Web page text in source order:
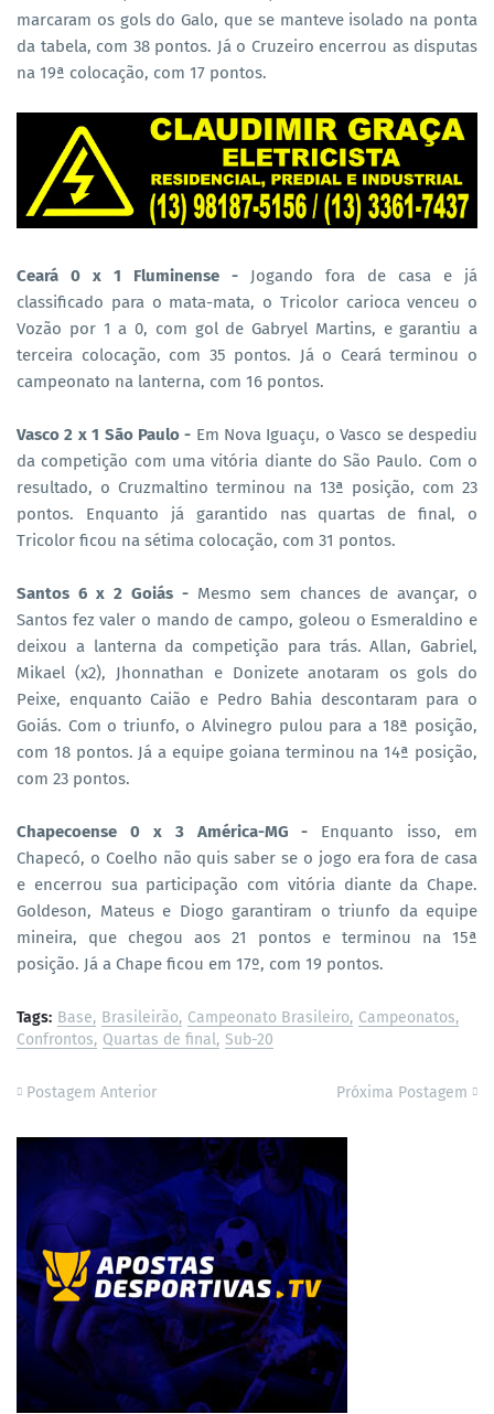
marcaram os gols do Galo, que se manteve isolado na ponta
da tabela, com 38 pontos. Já o Cruzeiro encerrou as disputas
na 19ª colocação, com 17 pontos.
Ceará 0 x 1 Fluminense - Jogando fora de casa e já
classificado para o mata-mata, o Tricolor carioca venceu o
Vozão por 1 a 0, com gol de Gabryel Martins, e garantiu a
terceira colocação, com 35 pontos. Já o Ceará terminou o
campeonato na lanterna, com 16 pontos.
Vasco 2 x 1 São Paulo - Em Nova Iguaçu, o Vasco se despediu
da competição com uma vitória diante do São Paulo. Com o
resultado, o Cruzmaltino terminou na 13ª posição, com 23
pontos. Enquanto já garantido nas quartas de final, o
Tricolor ficou na sétima colocação, com 31 pontos.
Santos 6 x 2 Goiás - Mesmo sem chances de avançar, o
Santos fez valer o mando de campo, goleou o Esmeraldino e
deixou a lanterna da competição para trás. Allan, Gabriel,
Mikael (x2), Jhonnathan e Donizete anotaram os gols do
Peixe, enquanto Caião e Pedro Bahia descontaram para o
Goiás. Com o triunfo, o Alvinegro pulou para a 18ª posição,
com 18 pontos. Já a equipe goiana terminou na 14ª posição,
com 23 pontos.
Chapecoense 0 x 3 América-MG - Enquanto isso, em
Chapecó, o Coelho não quis saber se o jogo era fora de casa
e encerrou sua participação com vitória diante da Chape.
Goldeson, Mateus e Diogo garantiram o triunfo da equipe
mineira, que chegou aos 21 pontos e terminou na 15ª
posição. Já a Chape ficou em 17º, com 19 pontos.
Tags: Base Brasileirão Campeonato Brasileiro Campeonatos
Confrontos Quartas de final Sub-20
Postagem Anterior Próxima Postagem